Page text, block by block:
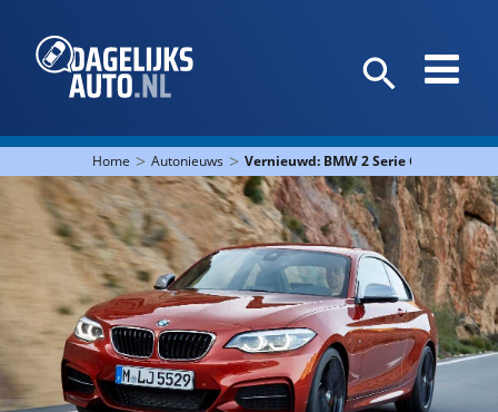
Home > Autonieuws > Vernieuwd: BMW 2 Serie Coupé en 2